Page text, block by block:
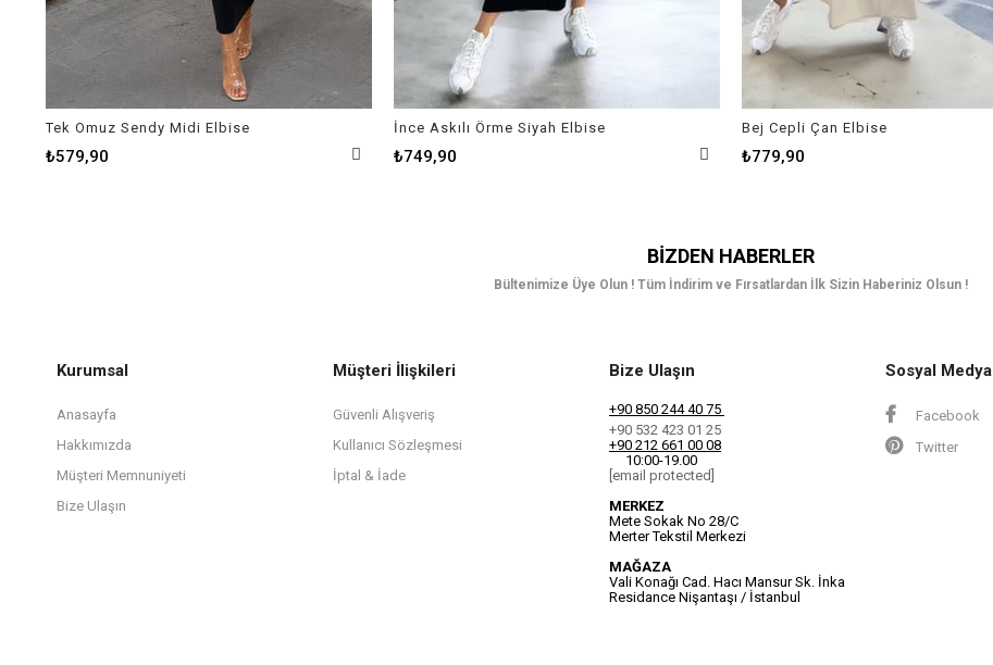
Tek Omuz Sendy Midi Elbise
₺579,90
İnce Askılı Örme Siyah Elbise
₺749,90
Bej Cepli Çan Elbise
₺779,90
BIZDEN HABERLER
Bültenimize Üye Olun ! Tüm İndirim ve Fırsatlardan İlk Sizin Haberiniz Olsun !
Kurumsal
Anasayfa
Hakkımızda
Müşteri Memnuniyeti
Bize Ulaşın
Müşteri İlişkileri
Güvenli Alışveriş
Kullanıcı Sözleşmesi
İptal & İade
Bize Ulaşın
+90 850 244 40 75
+90 532 423 01 25
+90 212 661 00 08
10:00-19.00
[email protected]
MERKEZ
Mete Sokak No 28/C
Merter Tekstil Merkezi
MAĞAZA
Vali Konağı Cad. Hacı Mansur Sk. İnka
Residance Nişantaşı / İstanbul
Sosyal Medya
Facebook
Twitter